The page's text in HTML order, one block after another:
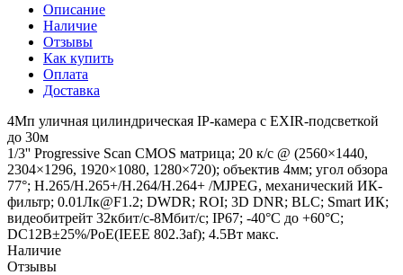
Описание
Наличие
Отзывы
Как купить
Оплата
Доставка
4Мп уличная цилиндрическая IP-камера с EXIR-подсветкой
до 30м
1/3'' Progressive Scan CMOS матрица; 20 к/с @ (2560×1440,
2304×1296, 1920×1080, 1280×720); объектив 4мм; угол обзора
77°; H.265/H.265+/H.264/H.264+ /MJPEG, механический ИК-
фильтр; 0.01Лк@F1.2; DWDR; ROI; 3D DNR; BLC; Smart ИК;
видеобитрейт 32кбит/с-8Мбит/с; IP67; -40°C до +60°C;
DC12В±25%/PoE(IEEE 802.3af); 4.5Вт макс.
Наличие
Отзывы